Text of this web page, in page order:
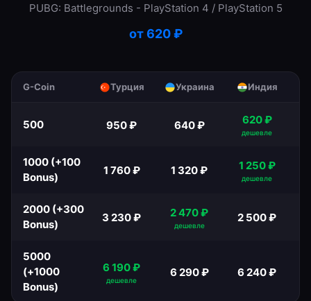
PUBG: Battlegrounds - PlayStation 4 / PlayStation 5
от620₽
G-Coin Турция Украина Индия
500 950₽ 640₽ 620₽
дешевле
1000 (+100
Bonus)
1 760₽ 1 320₽ 1 250₽
дешевле
2000 (+300
Bonus)
3 230₽ 2 470₽
дешевле
2 500₽
5000
(+1000
Bonus)
6 190₽
дешевле
6 290₽ 6 240₽